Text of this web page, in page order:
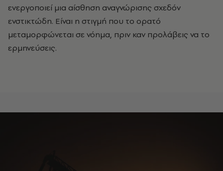
ενεργοποιεί μια αίσθηση αναγνώρισης σχεδόν
ενστικτώδη. Είναι η στιγμή που το ορατό
μεταμορφώνεται σε νόημα, πριν καν προλάβεις να το
ερμηνεύσεις.